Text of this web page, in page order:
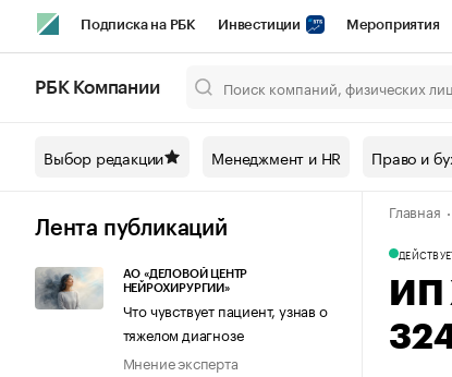
Подписка на РБК Инвестиции Мероприятия
Спецпроекты СПб Конференции СПб
Технологии и медиа Рынок наличной
РБК Компании
Выбор редакции Менеджмент и HR Право и
Лента публикаций
АО «ДЕЛОВОЙ ЦЕНТР
НЕЙРОХИРУРГИИ»
Что чувствует пациент, узнав о
тяжелом диагнозе
Мнение эксперта
Главная
ИП